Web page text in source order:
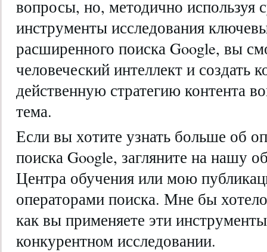
вопросы, но, методично
инструменты исследования
расширенного поиска Google, вы
человеческий интеллект и создать
действенную стратегию контента
тема.
Если вы хотите узнать больше об
поиска Google, загляните на нашу
Центра обучения или мою
операторами поиска. Мне бы
как вы применяете эти
конкурентном исследовании.